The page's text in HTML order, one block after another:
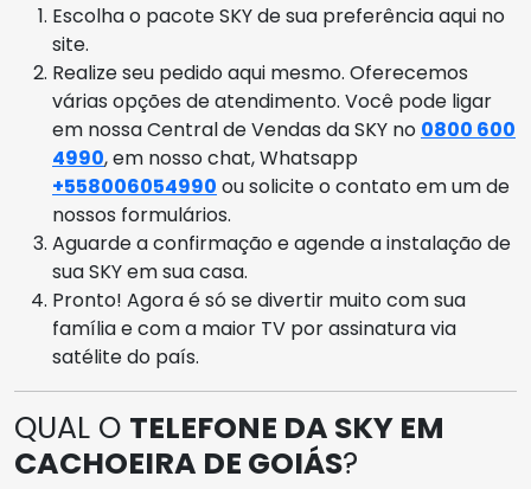
Escolha o pacote SKY de sua preferência aqui no
site.
Realize seu pedido aqui mesmo. Oferecemos
várias opções de atendimento. Você pode ligar
em nossa Central de Vendas da SKY no 0800 600
4990, em nosso chat, Whatsapp
+558006054990 ou solicite o contato em um de
nossos formulários.
Aguarde a confirmação e agende a instalação de
sua SKY em sua casa.
Pronto! Agora é só se divertir muito com sua
família e com a maior TV por assinatura via
satélite do país.
QUAL O TELEFONE DA SKY EM
CACHOEIRA DE GOIÁS?